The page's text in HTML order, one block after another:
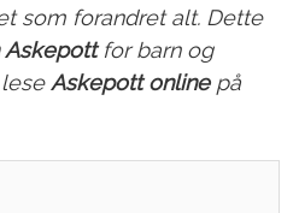
som forandret alt. Dette
for barn og
Askepott onlinepå